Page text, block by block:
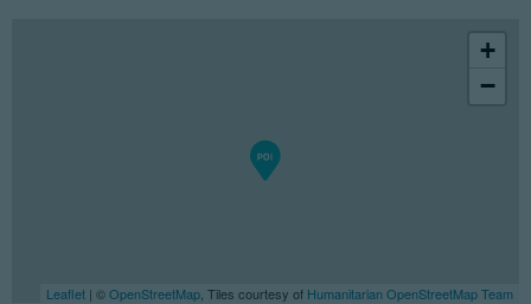
+
−
Leaflet | ©OpenStreetMap , Tiles courtesy of Humanitarian OpenStreetMap Team